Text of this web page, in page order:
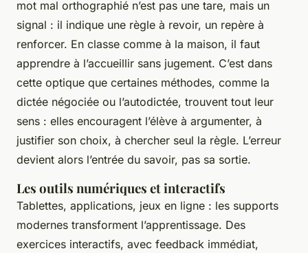
mot mal orthographié n’est pas une tare, mais un
signal : il indique une règle à revoir, un repère à
renforcer. En classe comme à la maison, il faut
apprendre à l’accueillir sans jugement. C’est dans
cette optique que certaines méthodes, comme la
dictée négociée ou l’autodictée, trouvent tout leur
sens : elles encouragent l’élève à argumenter, à
justifier son choix, à chercher seul la règle. L’erreur
devient alors l’entrée du savoir, pas sa sortie.
Les outils numériques et interactifs
Tablettes, applications, jeux en ligne : les supports
modernes transforment l’apprentissage. Des
exercices interactifs, avec feedback immédiat,